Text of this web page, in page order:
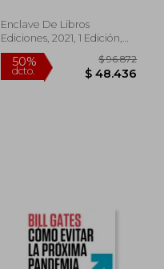
Pere&Ntilde;A
Enclave De Libros
Ediciones, 2021, 1 Edición,
Tapa Blanda, Nuevo